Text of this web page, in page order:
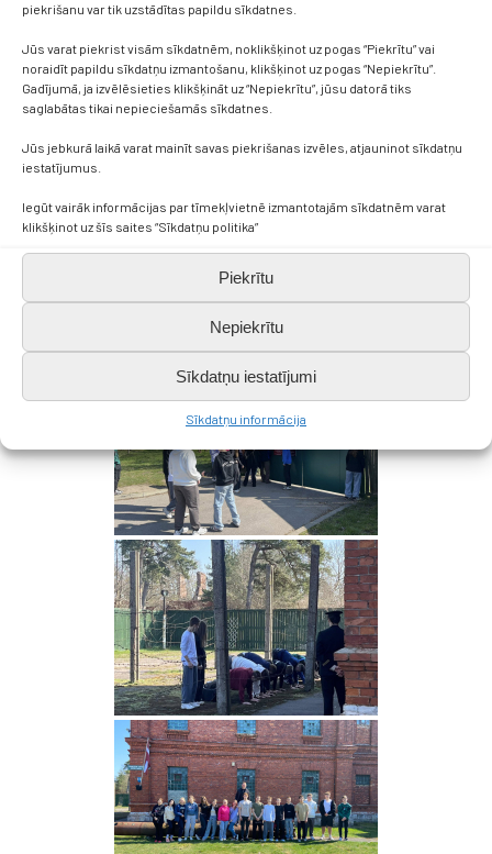
piekrišanu var tik uzstādītas papildu sīkdatnes.
Jūs varat piekrist visām sīkdatnēm, noklikšķinot uz pogas “Piekrītu” vai
noraidīt papildu sīkdatņu izmantošanu, klikšķinot uz pogas “Nepiekrītu”.
Gadījumā, ja izvēlēsieties klikšķināt uz “Nepiekrītu”, jūsu datorā tiks
saglabātas tikai nepieciešamās sīkdatnes.
Jūs jebkurā laikā varat mainīt savas piekrišanas izvēles, atjauninot sīkdatņu
iestatījumus.
Iegūt vairāk informācijas par tīmekļvietnē izmantotajām sīkdatnēm varat
klikšķinot uz šīs saites “Sīkdatņu politika”
Piekrītu
Nepiekrītu
Sīkdatņu iestatījumi
Sīkdatņu informācija